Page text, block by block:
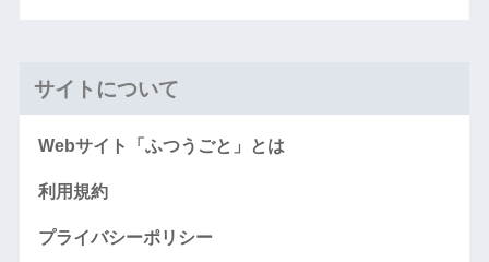
サイトについて
Webサイト「ふつうごと」とは
利用規約
プライバシーポリシー